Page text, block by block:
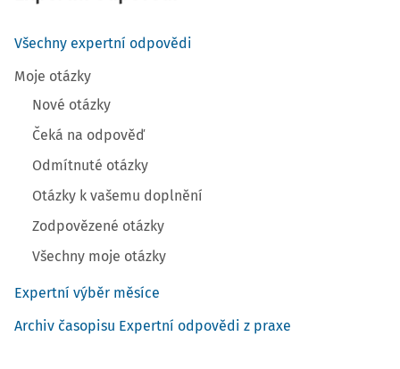
Všechny expertní odpovědi
Moje otázky
Nové otázky
Čeká na odpověď
Odmítnuté otázky
Otázky k vašemu doplnění
Zodpovězené otázky
Všechny moje otázky
Expertní výběr měsíce
Archiv časopisu Expertní odpovědi z praxe